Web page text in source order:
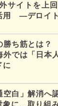
サイトを上
用 ―デロイ
勝ち筋とは
では「日本
に
白」解消へ
に、取り組